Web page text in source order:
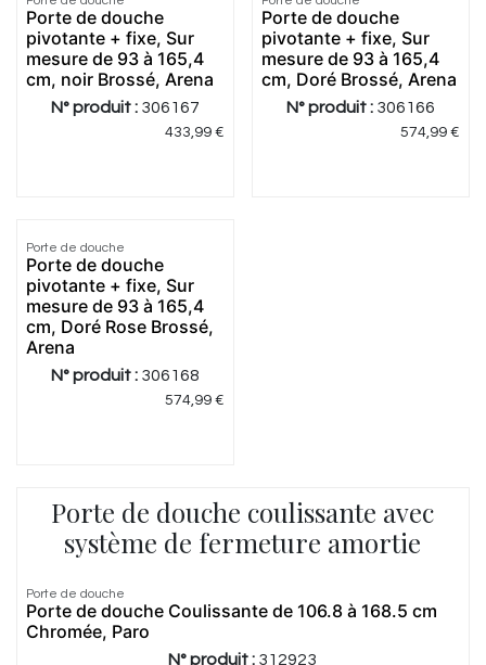
Porte de douche
pivotante + fixe, Sur
mesure de 93 à 165,4
cm, noir Brossé, Arena
N° produit : 306167
433,99€
Porte de douche
pivotante + fixe, Sur
mesure de 93 à 165,4
cm, Doré Brossé, Arena
N° produit : 306166
574,99€
Porte de douche
Porte de douche
pivotante + fixe, Sur
mesure de 93 à 165,4
cm, Doré Rose Brossé,
Arena
N° produit : 306168
574,99€
Porte de douche coulissante avec
système de fermeture amortie
Porte de douche
Porte de douche Coulissante de 106.8 à 168.5 cm
Chromée, Paro
N° produit : 312923